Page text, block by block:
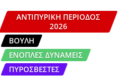
ΑΝΤΙΠΥΡΙΚΉ ΠΕΡΊΟΔΟΣ
2026
ΒΟΥΛΉ
ΈΝΟΠΛΕΣ ΔΥΝΆΜΕΙΣ
ΠΥΡΟΣΒΈΣΤΕΣ